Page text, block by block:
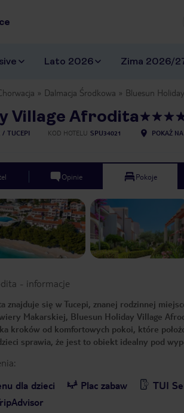
Lato 2026 Zima 2026/
Dalmacja Środkowa Bluesun
Village Afrodita
TUCEPI KOD HOTELU SPU34021 POKAŻ
Opinie Pokoje
Bardzo
- informacje
się w Tucepi, znanej rodzinnej
Makarskiej, Bluesun Holiday Village
kroków od komfortowych pokoi, które
sprawia, że jest to obiekt idealny pod
dla dzieci Plac zabaw
TUI